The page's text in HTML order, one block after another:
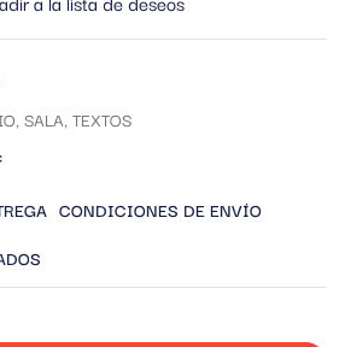
, SALA, TEXTOS
CONDICIONES DE ENVÍO